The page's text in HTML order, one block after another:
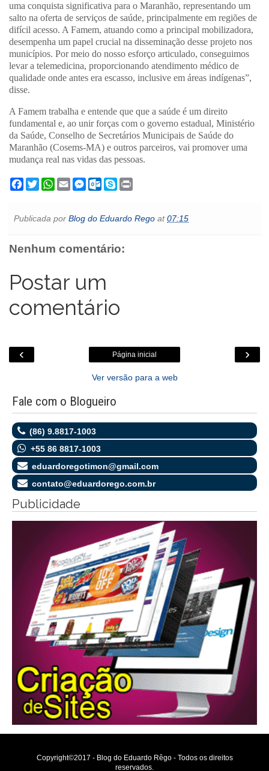
uma conquista significativa para o Maranhão, representando um
salto na oferta de serviços de saúde, principalmente em regiões de
difícil acesso. A Famem, atuando como a principal mobilizadora,
desempenha um papel crucial na disseminação desse projeto nos
municípios. Por meio do nosso esforço articulado, conseguimos
levar a telemedicina, proporcionando atendimento médico de
qualidade onde antes era escasso, inclusive em áreas indígenas”,
disse.
A Famem trabalha e entende que que a saúde é um direito
fundamental e, ao unir forças com o governo estadual, Ministério
da Saúde, Conselho de Secretários Municipais de Saúde do
Maranhão (Cosems-MA) e outros parceiros, vai promover uma
mudança real nas vidas das pessoas.
F
a
b
k
T
w
t
W
h
s
p
E
m
l
M
e
e
e
O
u
o
.
m
S
k
e
t
Publicada por Blog do Eduardo Rego at07:15
Nenhum comentário:
Postar um
comentário
‹ ›
Página inicial
Ver versão para a web
Fale com o Blogueiro
(86) 9.8817-1003
+55 86 8817-1003
eduardoregotimon@gmail.com
contato@eduardorego.com.br
Publicidade
Copyright©2017 - Blog do Eduardo Rêgo - Todos os direitos
reservados.